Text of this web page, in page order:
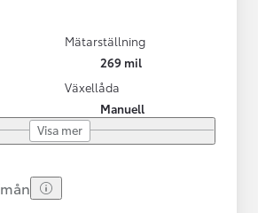
Mätarställning
269 mil
Växellåda
Manuell
Visa mer